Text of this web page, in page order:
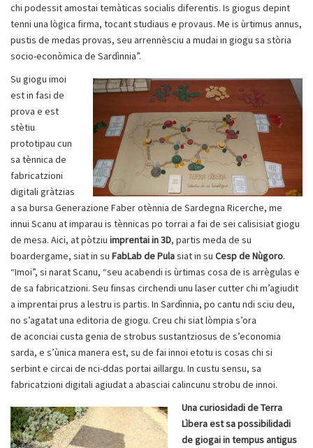
chi podessit amostai temàticas socialis diferentis. Is giogus depint
tenni una lògica firma, tocant studiaus e provaus. Me is ùrtimus annus,
pustis de medas provas, seu arrennèsciu a mudai in giogu sa stòria
socio-econòmica de Sardìnnia”.
Su giogu imoi
est in fasi de
prova e est
stètiu
prototipau cun
sa tènnica de
fabricatzioni
digitali gràtzias
a sa bursa Generazione Faber otènnia de Sardegna Ricerche, me
innui Scanu at imparau is tènnicas po torrai a fai de sei calisisiat giogu
de mesa. Aici, at pòtziu imprentai in 3D, partis meda de su
boardergame, siat in su FabLab de Pulasiat in su Cesp de Nùgoro.
“Imoi”, si narat Scanu, “seu acabendi is ùrtimas cosa de is arrègulas e
de sa fabricatzioni. Seu finsas circhendi unu laser cutter chi m’agiudit
a imprentai prus a lestru is partis. In Sardìnnia, po cantu ndi sciu deu,
no s’agatat una editoria de giogu. Creu chi siat lòmpia s’ora
de aconciai custa genia de strobus sustantziosus de s’economia
sarda, e s’ùnica manera est, su de fai innoi etotu is cosas chi si
serbint e circai de nci-ddas portai aillargu. In custu sensu, sa
fabricatzioni digitali agiudat a abasciai calincunu strobu de innoi.
Una curiosidadi de Terra
Lìbera est sa possibilidadi
de giogai in tempus antigus